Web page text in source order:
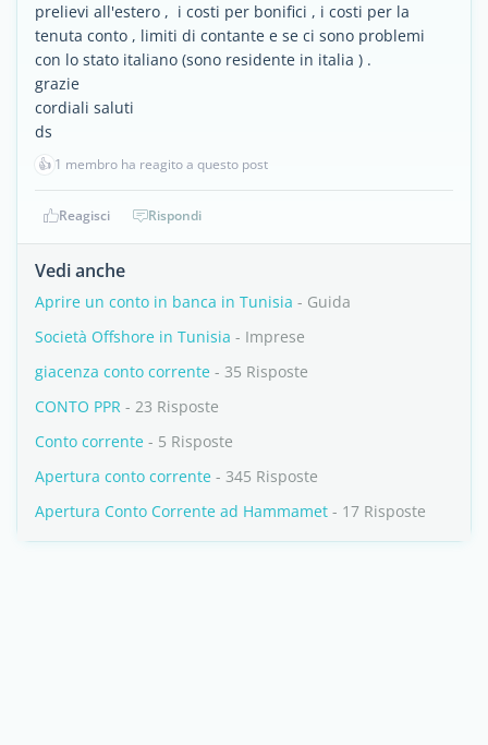
prelievi all'estero , i costi per bonifici , i costi per la
tenuta conto , limiti di contante e se ci sono problemi
con lo stato italiano (sono residente in italia ) .
grazie
cordiali saluti
ds
👍 1 membro ha reagito a questo post
Reagisci Rispondi
Vedi anche
Aprire un conto in banca in Tunisia - Guida
Società Offshore in Tunisia - Imprese
giacenza conto corrente - 35 Risposte
CONTO PPR - 23 Risposte
Conto corrente - 5 Risposte
Apertura conto corrente - 345 Risposte
Apertura Conto Corrente ad Hammamet - 17 Risposte